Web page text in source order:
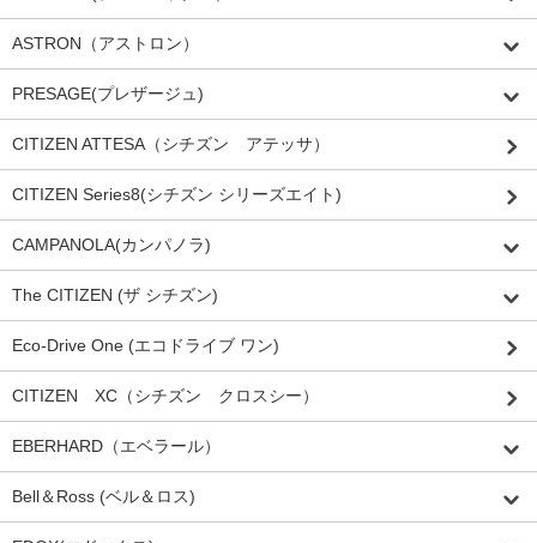
ASTRON（アストロン）
PRESAGE(プレザージュ)
CITIZEN ATTESA（シチズン アテッサ）
CITIZEN Series8(シチズン シリーズエイト)
CAMPANOLA(カンパノラ)
The CITIZEN (ザ シチズン)
Eco-Drive One (エコドライブ ワン)
CITIZEN XC（シチズン クロスシー）
EBERHARD（エベラール）
Bell＆Ross (ベル＆ロス)